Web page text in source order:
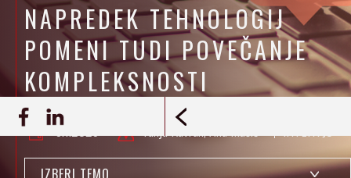
NAPREDEK TEHNOLOGIJ
POMENI TUDI POVEČANJE
KOMPLEKSNOSTI
9.1.2023 Tanja Kavran, Ana Mušič
IZBERI TEMO